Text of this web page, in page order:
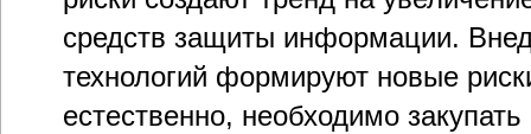
средств защиты информации.
технологий формируют новые
естественно, необходимо